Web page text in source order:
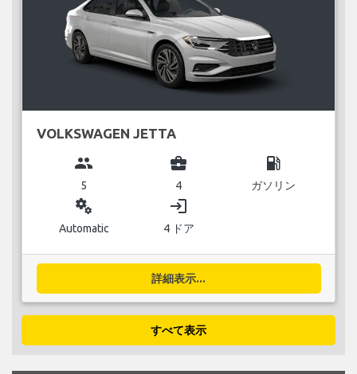
VOLKSWAGEN JETTA
group
5
business_center
4
local_gas_station
ガソリン
miscellaneous_services
Automatic
login
4 ドア
詳細表示...
すべて表示